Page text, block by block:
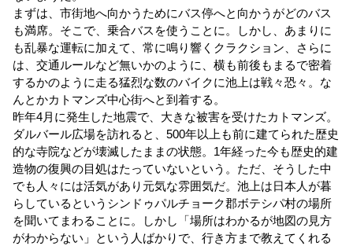
まずは、市街地へ向かうためにバス停へと向かうがどのバス
も満席。そこで、乗合バスを使うことに。しかし、あまりに
も乱暴な運転に加えて、常に鳴り響くクラクション、さらに
は、交通ルールなど無いかのように、横も前後もまるで密着
するかのように走る猛烈な数のバイクに池上は戦々恐々。な
んとかカトマンズ中心街へと到着する。
昨年4月に発生した地震で、大きな被害を受けたカトマンズ。
ダルバール広場を訪れると、500年以上も前に建てられた歴史
的な寺院などが壊滅したままの状態。1年経った今も歴史的建
造物の復興の目処はたっていないという。ただ、そうした中
でも人々には活気があり元気な雰囲気だ。池上は日本人が暮
らしているというシンドゥパルチョーク郡ボテシパ村の場所
を聞いてまわることに。しかし「場所はわかるが地図の見方
がわからない」という人ばかりで、行き方まで教えてくれる